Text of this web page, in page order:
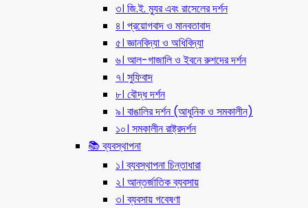
৩। জি.ই. ম্যুর এবং রাসেলের দর্শন
৪। প্রয়োগবাদ ও মানবতাবাদ
৫। জ্ঞানবিদ্যা ও অধিবিদ্যা
৬। আল-গাজালি ও ইবনে রুশদের দর্শন
৭। সুফিবাদ
৮। বৌদ্ধ দর্শন
৯। বাঙালির দর্শন (আধুনিক ও সমকালীন)
১০। সমকালীন রাষ্ট্রদর্শন
📚 ব্যবস্থাপনা
১। ব্যবস্থাপনা চিন্তাধারা
২। আন্তর্জাতিক ব্যবসায়
৩। ব্যবসায় গবেষণা